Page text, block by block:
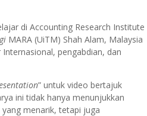
di Accounting Research Institute
MARA (UiTM) Shah Alam, Malaysia
pengabdian, dan
” untuk video bertajuk
ini tidak hanya menunjukkan
menarik, tetapi juga